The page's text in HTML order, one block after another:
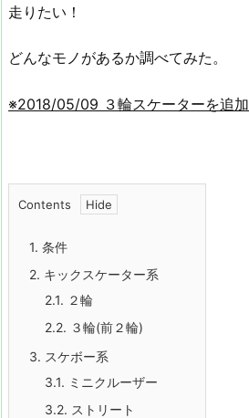
走りたい！
どんなモノがあるか調べてみた。
※2018/05/09 ３輪スケーターを追加
Contents
1. 条件
2. キックスケーター系
2.1. ２輪
2.2. ３輪(前２輪)
3. スケボー系
3.1. ミニクルーザー
3.2. ストリート